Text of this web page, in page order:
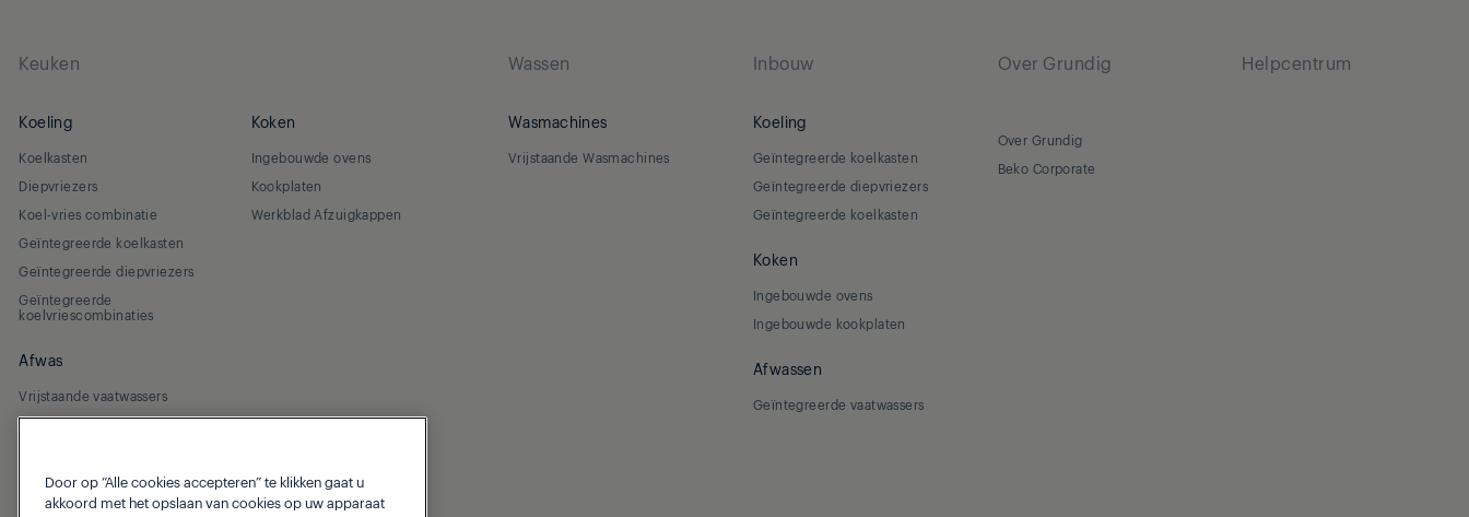
Keuken
Koeling
Koelkasten
Diepvriezers
Koel-vries combinatie
Geïntegreerde koelkasten
Geïntegreerde diepvriezers
Geïntegreerde
koelvriescombinaties
Koken
Ingebouwde ovens
Kookplaten
Werkblad Afzuigkappen
Afwas
Vrijstaande vaatwassers
Geïntegreerde vaatwassers
Wassen
Wasmachines
Vrijstaande Wasmachines
Inbouw
Koeling
Geïntegreerde koelkasten
Geïntegreerde diepvriezers
Geïntegreerde koelkasten
Koken
Ingebouwde ovens
Ingebouwde kookplaten
Afwassen
Geïntegreerde vaatwassers
Over Grundig
Over Grundig
Beko Corporate
Helpcentrum
Door op “Alle cookies accepteren” te klikken gaat u
akkoord met het opslaan van cookies op uw apparaat